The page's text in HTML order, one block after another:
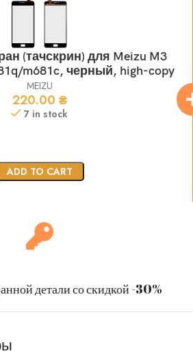
(тачскрин) для Meizu M3
m681c, черный, high-copy
MEIZU
220.00 ₴
7 in stock
ADD TO CART
детали со скидкой -30%